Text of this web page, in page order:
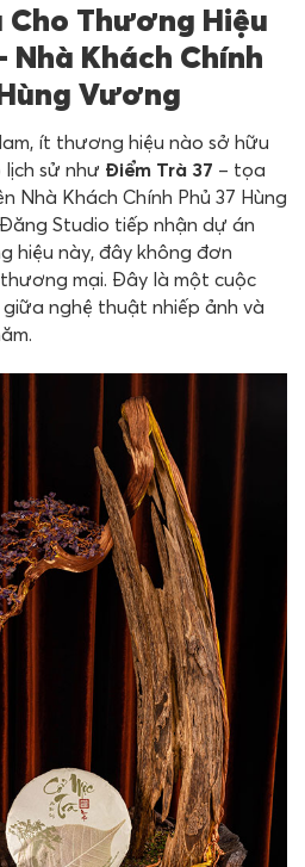
Cho Thương Hiệu
Nhà Khách Chính
Vương
ít thương hiệu nào sở hữu
sử như Điểm Trà 37 – tọa
Nhà Khách Chính Phủ 37 Hùng
Studio tiếp nhận dự án
hiệu này, đây không đơn
mại. Đây là một cuộc
nghệ thuật nhiếp ảnh và